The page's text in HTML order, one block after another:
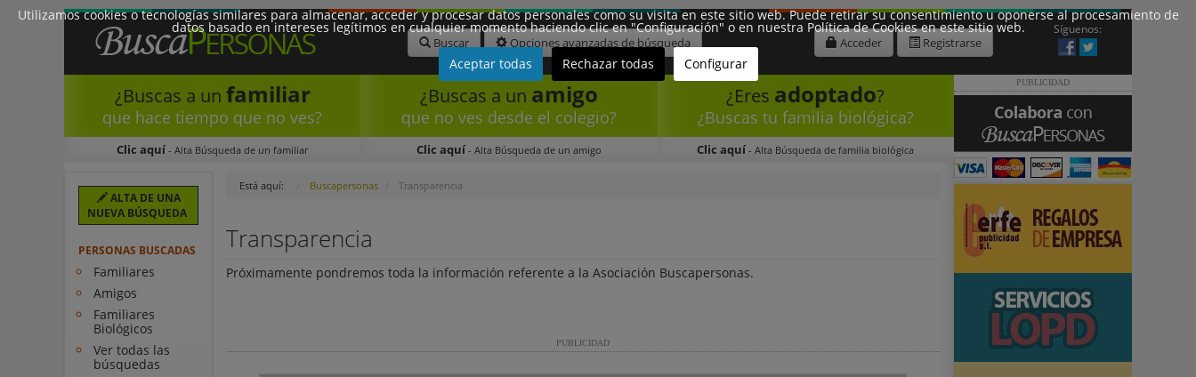
Buscar Opciones avanzadas de búsqueda Acceder Registrarse
Síguenos:
¿Buscas a un familiar
que hace tiempo que no ves?
Clic aquí- Alta Búsqueda de un familiar
¿Buscas a un amigo
que no ves desde el colegio?
Clic aquí- Alta Búsqueda de un amigo
¿Eres adoptado?
¿Buscas tu familia biológica?
Clic aquí- Alta Búsqueda de familia biológica
ALTA DE UNA
NUEVA BÚSQUEDA
PERSONAS BUSCADAS
Familiares
Amigos
Familiares
Biológicos
Ver todas las
búsquedas
Está aquí: Buscapersonas Transparencia
Transparencia
Próximamente pondremos toda la información referente a la Asociación Buscapersonas.
PUBLICIDAD
PUBLICIDAD
Utilizamos cookies o tecnologías similares para almacenar, acceder y procesar datos personales como su visita en este sitio web. Puede retirar su consentimiento u oponerse al procesamiento de
datos basado en intereses legítimos en cualquier momento haciendo clic en "Configuración" o en nuestra Política de Cookies en este sitio web.
Aceptar todas Rechazar todas Configurar